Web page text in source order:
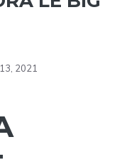
2021